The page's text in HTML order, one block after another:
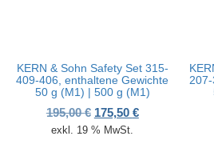
KERN & Sohn Safety Set 315-
409-406, enthaltene Gewichte
50 g (M1) | 500 g (M1)
195,00€ Ursprünglicher Preis
175,50 €Aktueller
exkl. 19 % MwSt.